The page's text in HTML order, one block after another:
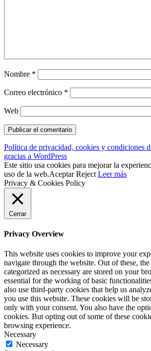
Nombre *
Correo electrónico *
Web
Política de privacidad, cookies y condiciones
gracias a WordPress
Este sitio usa cookies para mejorar la
uso de la web.Aceptar Reject Leer más
Privacy & Cookies Policy
Cerrar
Privacy Overview
This website uses cookies to improve your
navigate through the website. Out of these,
categorized as necessary are stored on your
essential for the working of basic
also use third-party cookies that help us
you use this website. These cookies will be
only with your consent. You also have the
cookies. But opting out of some of these
browsing experience.
Necessary
Necessary